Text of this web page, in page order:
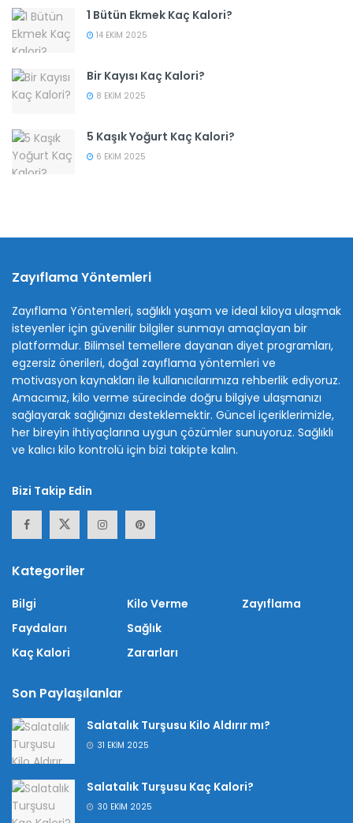
1 Bütün Ekmek Kaç Kalori?
14 EKIM 2025
Bir Kayısı Kaç Kalori?
8 EKIM 2025
5 Kaşık Yoğurt Kaç Kalori?
6 EKIM 2025
Zayıflama Yöntemleri
Zayıflama Yöntemleri, sağlıklı yaşam ve ideal kiloya ulaşmak
isteyenler için güvenilir bilgiler sunmayı amaçlayan bir
platformdur. Bilimsel temellere dayanan diyet programları,
egzersiz önerileri, doğal zayıflama yöntemleri ve
motivasyon kaynakları ile kullanıcılarımıza rehberlik ediyoruz.
Amacımız, kilo verme sürecinde doğru bilgiye ulaşmanızı
sağlayarak sağlığınızı desteklemektir. Güncel içeriklerimizle,
her bireyin ihtiyaçlarına uygun çözümler sunuyoruz. Sağlıklı
ve kalıcı kilo kontrolü için bizi takipte kalın.
Bizi Takip Edin
Kategoriler
Bilgi
Faydaları
Kaç Kalori
Kilo Verme
Sağlık
Zararları
Zayıflama
Son Paylaşılanlar
Salatalık Turşusu Kilo Aldırır mı?
31 EKIM 2025
Salatalık Turşusu Kaç Kalori?
30 EKIM 2025